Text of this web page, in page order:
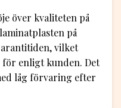
över kvaliteten på
på
vilket
enligt kunden. Det
låg förvaring efter